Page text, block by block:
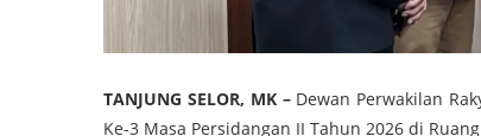
TANJUNG SELOR, MK –Dewan Perwakilan
Ke-3 Masa Persidangan II Tahun 2026 di